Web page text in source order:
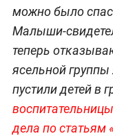
можно было
Малыши-
теперь
ясельной
пустили детей в
дела по статьям